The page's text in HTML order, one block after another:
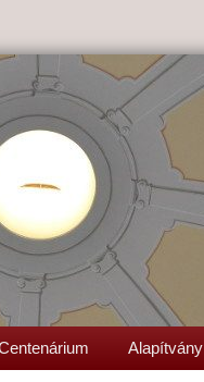
Alapítvány